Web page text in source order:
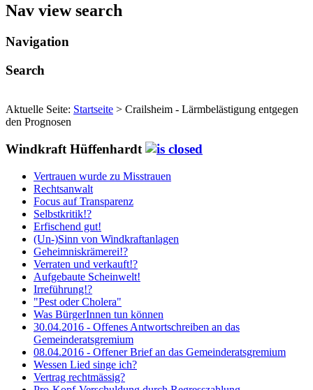
Nav view search
Navigation
Search
Aktuelle Seite: Startseite > Crailsheim - Lärmbelästigung entgegen
den Prognosen
Windkraft Hüffenhardt
Vertrauen wurde zu Misstrauen
Rechtsanwalt
Focus auf Transparenz
Selbstkritik!?
Erfischend gut!
(Un-)Sinn von Windkraftanlagen
Geheimniskrämerei!?
Verraten und verkauft!?
Aufgebaute Scheinwelt!
Irreführung!?
"Pest oder Cholera"
Was BürgerInnen tun können
30.04.2016 - Offenes Antwortschreiben an das
Gemeinderatsgremium
08.04.2016 - Offener Brief an das Gemeinderatsgremium
Wessen Lied singe ich?
Vertrag rechtmässig?